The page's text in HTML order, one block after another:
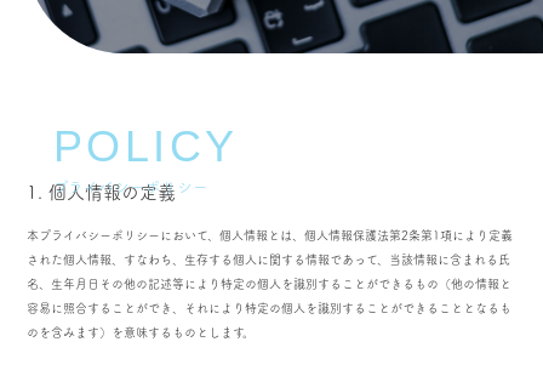
POLICY
プライバシーポリシー
1. 個人情報の定義
本プライバシーポリシーにおいて、個人情報とは、個人情報保護法第2条第1項により定義
された個人情報、すなわち、生存する個人に関する情報であって、当該情報に含まれる氏
名、生年月日その他の記述等により特定の個人を識別することができるもの（他の情報と
容易に照合することができ、それにより特定の個人を識別することができることとなるも
のを含みます）を意味するものとします。